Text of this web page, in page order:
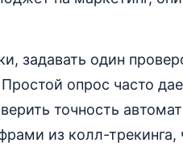
задавать один
Простой опрос часто
точность
из колл-трекинга,